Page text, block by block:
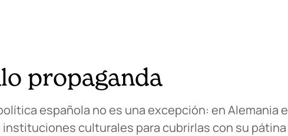
propaganda
española no es una excepción: en Alemania e
culturales para cubrirlas con su pátina